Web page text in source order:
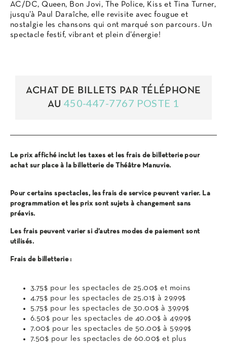
AC/DC, Queen, Bon Jovi, The Police, Kiss et Tina Turner,
jusqu’à Paul Daraîche, elle revisite avec fougue et
nostalgie les chansons qui ont marqué son parcours. Un
spectacle festif, vibrant et plein d’énergie!
ACHAT DE BILLETS PAR TÉLÉPHONE
AU 450-447-7767 POSTE 1
Le prix affiché inclut les taxes et les frais de billetterie pour
achat sur place à la billetterie de Théâtre Manuvie.
Pour certains spectacles, les frais de service peuvent varier. La
programmation et les prix sont sujets à changement sans
préavis.
Les frais peuvent varier si d’autres modes de paiement sont
utilisés.
Frais de billetterie :
3.75$ pour les spectacles de 25.00$ et moins
4.75$ pour les spectacles de 25.01$ à 29.99$
5.75$ pour les spectacles de 30.00$ à 39.99$
6.50$ pour les spectacles de 40.00$ à 49.99$
7.00$ pour les spectacles de 50.00$ à 59.99$
7.50$ pour les spectacles de 60.00$ et plus